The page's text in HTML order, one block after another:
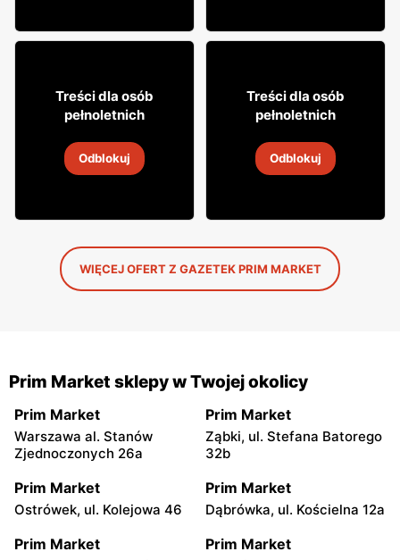
49 99
31 sie 2026
Treści dla osób
pełnoletnich
Odblokuj
52 99
31 sie 2026
Treści dla osób
pełnoletnich
Odblokuj
WIĘCEJ OFERT Z GAZETEK PRIM MARKET
Prim Market sklepy w Twojej okolicy
Prim Market
Warszawa al. Stanów
Zjednoczonych 26a
Prim Market
Ząbki, ul. Stefana Batorego
32b
Prim Market
Ostrówek, ul. Kolejowa 46
Prim Market
Dąbrówka, ul. Kościelna 12a
Prim Market Prim Market